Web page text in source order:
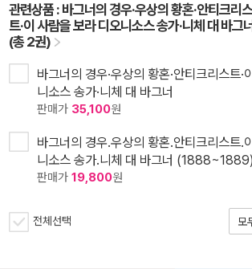
관련상품 :바그너의 경우·우상의 황혼·안티크리스
트·이 사람을 보라 디오니소스 송가·니체 대 바그
(총 2권)
바그너의 경우·우상의 황혼·안티크리스트
니소스 송가·니체 대 바그너
판매가 35,100원
바그너의 경우.우상의 황혼.안티크리스트.
니소스 송가.니체 대 바그너 (1888~1889)
판매가 19,800원
전체선택 모